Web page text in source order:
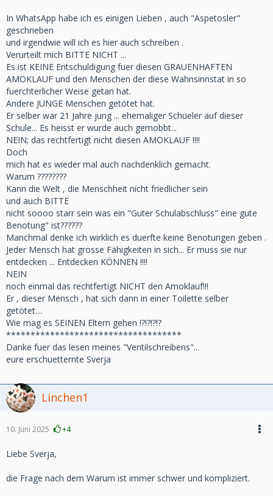
In WhatsApp habe ich es einigen Lieben , auch "Aspetosler"
geschrieben
und irgendwie will ich es hier auch schreiben .
Verurteilt mich BITTE NICHT ...
Es ist KEINE Entschuldigung fuer diesen GRAUENHAFTEN
AMOKLAUF und den Menschen der diese Wahnsinnstat in so
fuerchterlicher Weise getan hat.
Andere JUNGE Menschen getötet hat.
Er selber war 21 Jahre jung ... ehemaliger Schueler auf dieser
Schule... Es heisst er wurde auch gemobbt...
NEIN; das rechtfertigt nicht diesen AMOKLAUF !!!!
Doch
mich hat es wieder mal auch nachdenklich gemacht.
Warum ????????
Kann die Welt , die Menschheit nicht friedlicher sein
und auch BITTE
nicht soooo starr sein was ein "Guter Schulabschluss" eine gute
Benotung" ist??????
Manchmal denke ich wirklich es duerfte keine Benotungen geben .
Jeder Mensch hat grosse Fähigkeiten in sich... Er muss sie nur
entdecken ... Entdecken KÖNNEN !!!!
NEIN
noch einmal das rechtfertigt NICHT den Amoklauf!!!
Er , dieser Mensch , hat sich dann in einer Toilette selber
getötet....
Wie mag es SEINEN Eltern gehen !?!?!?!?
************************************
Danke fuer das lesen meines "Ventilschreibens"...
eure erschuetternte Sverja
Linchen1
10. Juni 2025 +4
Liebe Sverja,
die Frage nach dem Warum ist immer schwer und kompliziert.